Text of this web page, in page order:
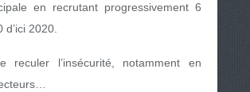
en recrutant progressivement 6
2020.
reculer l’insécurité, notamment en